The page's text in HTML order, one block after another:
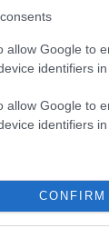
allow Google to
identifiers in
allow Google to
identifiers in
CONFIRM
Τα